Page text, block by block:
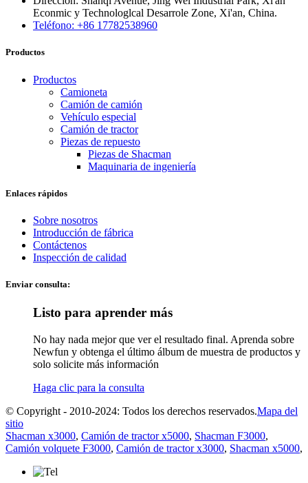
Econmic y Technologlcal Desarrole Zone, Xi'an, China.
Teléfono: +86 17782538960
Productos
Productos
Camioneta
Camión de camión
Vehículo especial
Camión de tractor
Piezas de repuesto
Piezas de Shacman
Maquinaria de ingeniería
Enlaces rápidos
Sobre nosotros
Introducción de fábrica
Contáctenos
Inspección de calidad
Enviar consulta:
Listo para aprender más
No hay nada mejor que ver el resultado final. Aprenda sobre
Newfun y obtenga el último álbum de muestra de productos y
solo solicite más información
Haga clic para la consulta
© Copyright - 2010-2024: Todos los derechos reservados.Mapa del
sitio
Shacman x3000, Camión de tractor x5000, Shacman F3000,
Camión volquete F3000, Camión de tractor x3000, Shacman x5000,